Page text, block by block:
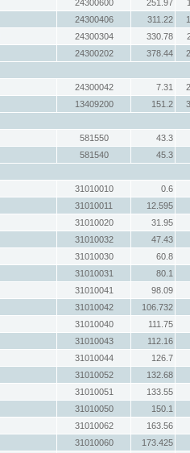
24300600 251.97
24300406 311.22
24300304 330.78
24300202 378.44
24300042 7.31
13409200 151.2
581550
43.3
581540
45.3
31010010
0.6
31010011
12.595
31010020
31.95
31010032
47.43
31010030
60.8
31010031
80.1
31010041
98.09
31010042
106.732
31010040
111.75
31010043
112.16
31010044
126.7
31010052
132.68
31010051
133.55
31010050
150.1
31010062
163.56
31010060
173.425